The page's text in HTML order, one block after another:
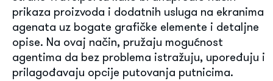
prikaza proizvoda i dodatnih usluga na ekranima
agenata uz bogate grafičke elemente i detaljne
opise. Na ovaj način, pružaju mogućnost
agentima da bez problema istražuju, upoređuju i
prilagođavaju opcije putovanja putnicima.